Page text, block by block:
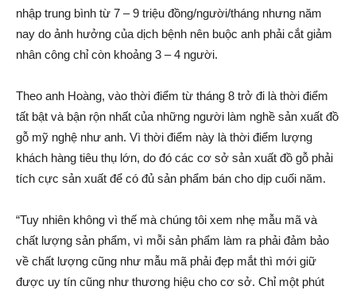
nhập trung bình từ 7 – 9 triệu đồng/người/tháng nhưng năm
nay do ảnh hưởng của dịc‌h bện‌h nên buộc anh phải cắt giảm
nhân công chỉ còn khoảng 3 – 4 người.
Theo anh Hoàng, vào thời điểm từ tháng 8 trở đi là thời điểm
tất bật và bận rộn nhất của những người làm nghề sản xuất đồ
gỗ mỹ nghệ như anh. Vì thời điểm này là thời điểm lượng
khách hàng tiêu thụ lớn, do đó các cơ sở sản xuất đồ gỗ phải
tích cực sản xuất để có đủ sản phẩm bán cho dịp cuối năm.
“Tuy nhiên không vì thế mà chúng tôi xem nhẹ mẫu mã và
chất lượng sản phẩm, vì mỗi sản phẩm làm ra phải đảm bảo
về chất lượng cũng như mẫu mã phải đẹp mắt thì mới giữ
được uy tín cũng như thương hiệu cho cơ sở. Chỉ một phút